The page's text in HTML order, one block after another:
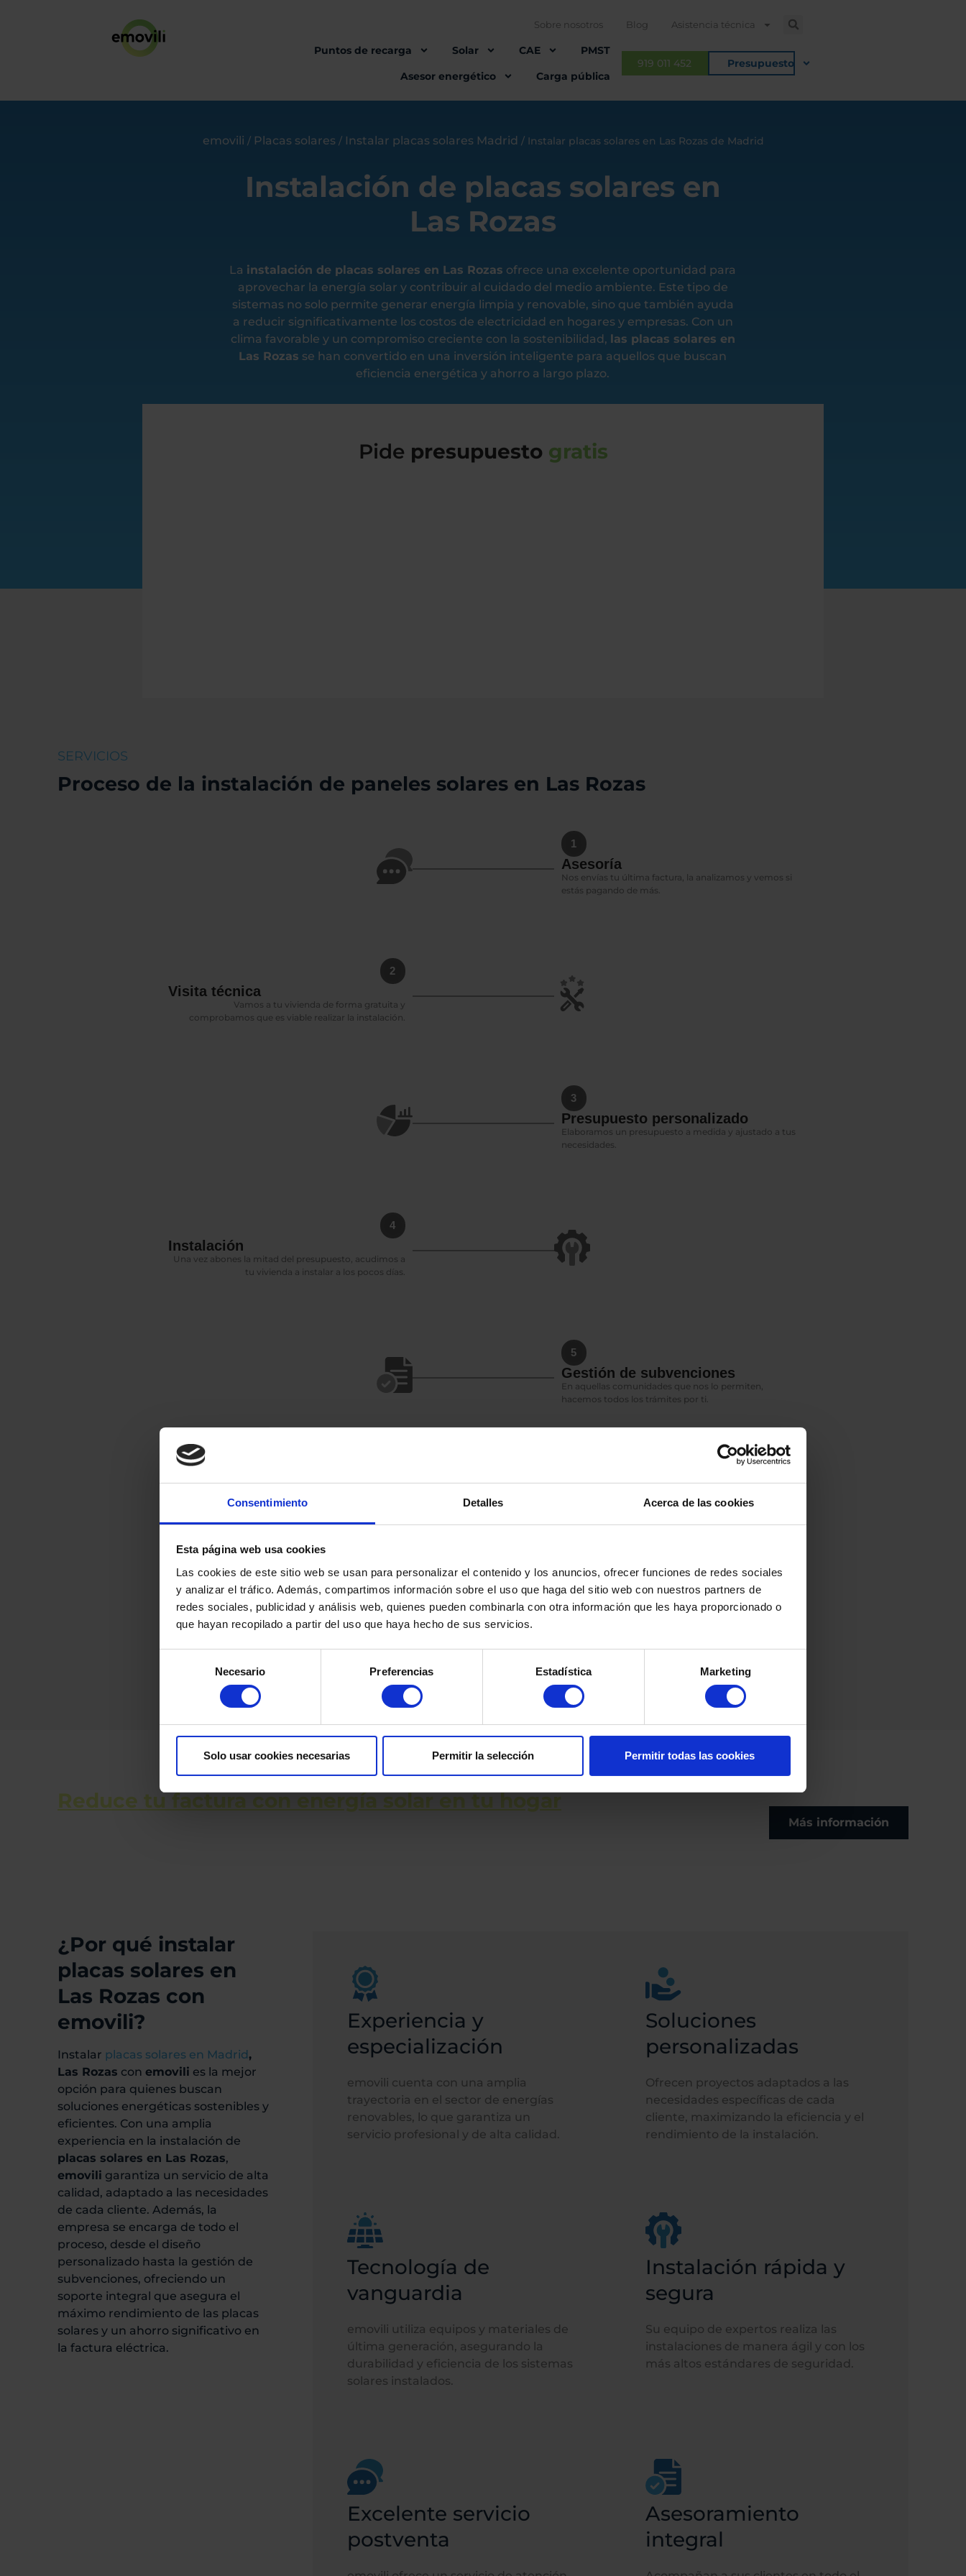
Consentimiento Detalles Acerca de las cookies
Esta página web usa cookies
Las cookies de este sitio web se usan para personalizar el contenido y los anuncios, ofrecer funciones de redes sociales
y analizar el tráfico. Además, compartimos información sobre el uso que haga del sitio web con nuestros partners de
redes sociales, publicidad y análisis web, quienes pueden combinarla con otra información que les haya proporcionado o
que hayan recopilado a partir del uso que haya hecho de sus servicios.
consentimiento
Necesario Preferencias Estadística Marketing
Solo usar cookies necesarias Permitir la selección Permitir todas las cookies
Sobre nosotros Blog Asistencia técnica
Puntos de recarga Solar CAE
PMST
Asesor energético
Carga pública
919 011 452 Presupuesto
emovili / Placas solares/ Instalar placas solares Madrid / Instalar placas solares en Las Rozas de Madrid
Instalación de placas solares en
Las Rozas
La instalación de placas solares en Las Rozas ofrece una excelente oportunidad para
aprovechar la energía solar y contribuir al cuidado del medio ambiente. Este tipo de
sistemas no solo permite generar energía limpia y renovable, sino que también ayuda
a reducir significativamente los costos de electricidad en hogares y empresas. Con un
clima favorable y un compromiso creciente con la sostenibilidad, las placas solares en
Las Rozas se han convertido en una inversión inteligente para aquellos que buscan
eficiencia energética y ahorro a largo plazo.
Pide presupuesto gratis
SERVICIOS
Proceso de la instalación de paneles solares en Las Rozas
1
Asesoría
Nos envías tu última factura, la analizamos y vemos si
estás pagando de más.
2
Visita técnica
Vamos a tu vivienda de forma gratuita y
comprobamos que es viable realizar la instalación.
3
Presupuesto personalizado
Elaboramos un presupuesto a medida y ajustado a tus
necesidades.
4
Instalación
Una vez abones la mitad del presupuesto, acudimos a
tu vivienda a instalar a los pocos días.
5
Gestión de subvenciones
En aquellas comunidades que nos lo permiten,
hacemos todos los trámites por ti.
Certificados
boletín para cualquier provincia española.
7
nuestros trabajos.
Reduce tu factura con energía solar en tu hogar
Más información
¿Por qué instalar
placas solares en
Las Rozas con
emovili?
Instalar placas solares en Madrid ,
Las Rozas con emovili es la mejor
opción para quienes buscan
soluciones energéticas sostenibles y
eficientes. Con una amplia
experiencia en la instalación de
placas solares en Las Rozas,
emovili garantiza un servicio de alta
calidad, adaptado a las necesidades
de cada cliente. Además, la
empresa se encarga de todo el
proceso, desde el diseño
personalizado hasta la gestión de
subvenciones, ofreciendo un
soporte integral que asegura el
máximo rendimiento de las placas
solares y un ahorro significativo en
la factura eléctrica.
Experiencia y
especialización
emovili cuenta con una amplia
trayectoria en el sector de energías
renovables, lo que garantiza un
servicio profesional y de alta calidad.
Soluciones
personalizadas
Ofrecen proyectos adaptados a las
necesidades específicas de cada
cliente, maximizando la eficiencia y el
rendimiento de la instalación.
Tecnología de
vanguardia
emovili utiliza equipos y materiales de
última generación, asegurando la
durabilidad y eficiencia de los sistemas
solares instalados.
Instalación rápida y
segura
Su equipo de expertos realiza las
instalaciones de manera ágil y con los
más altos estándares de seguridad.
Excelente servicio
postventa
Asesoramiento
integral